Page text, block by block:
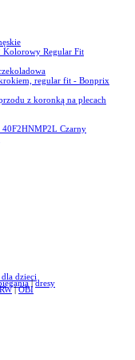
Kolorowy Regular Fit
regular fit - Bonprix
z koronką na plecach
Czarny
dzieci
|dresy
|OBI